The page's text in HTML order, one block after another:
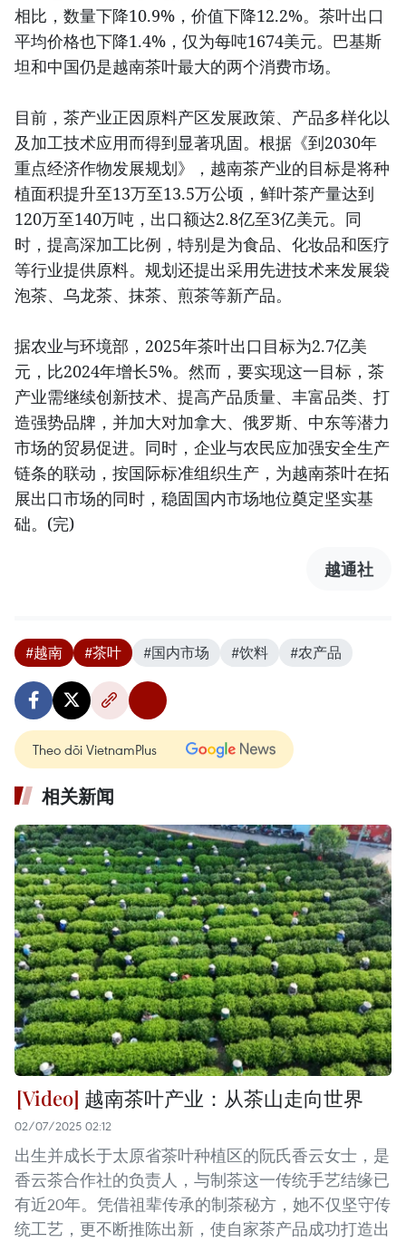
相比，数量下降10.9%，价值下降12.2%。茶叶出口
平均价格也下降1.4%，仅为每吨1674美元。巴基斯
坦和中国仍是越南茶叶最大的两个消费市场。
目前，茶产业正因原料产区发展政策、产品多样化以
及加工技术应用而得到显著巩固。根据《到2030年
重点经济作物发展规划》，越南茶产业的目标是将种
植面积提升至13万至13.5万公顷，鲜叶茶产量达到
120万至140万吨，出口额达2.8亿至3亿美元。同
时，提高深加工比例，特别是为食品、化妆品和医疗
等行业提供原料。规划还提出采用先进技术来发展袋
泡茶、乌龙茶、抹茶、煎茶等新产品。
据农业与环境部，2025年茶叶出口目标为2.7亿美
元，比2024年增长5%。然而，要实现这一目标，茶
产业需继续创新技术、提高产品质量、丰富品类、打
造强势品牌，并加大对加拿大、俄罗斯、中东等潜力
市场的贸易促进。同时，企业与农民应加强安全生产
链条的联动，按国际标准组织生产，为越南茶叶在拓
展出口市场的同时，稳固国内市场地位奠定坚实基
础。(完)
越通社
#越南 #茶叶 #国内市场 #饮料 #农产品
Theo dõi VietnamPlus
相关新闻
越南茶叶产业：从茶山走向世界
02/07/2025 02:12
出生并成长于太原省茶叶种植区的阮氏香云女士，是
香云茶合作社的负责人，与制茶这一传统手艺结缘已
有近20年。凭借祖辈传承的制茶秘方，她不仅坚守传
统工艺，更不断推陈出新，使自家茶产品成功打造出